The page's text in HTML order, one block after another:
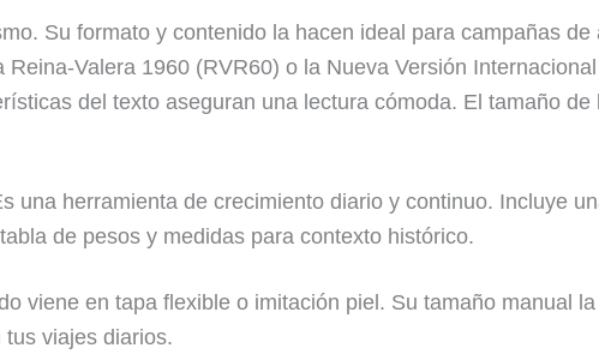
Su formato y contenido la hacen ideal para campañas
Valera 1960 (RVR60) o la Nueva Versión
del texto aseguran una lectura cómoda. El tamaño de
una herramienta de crecimiento diario y continuo. Incluye
de pesos y medidas para contexto histórico.
viene en tapa flexible o imitación piel. Su tamaño manual
viajes diarios.